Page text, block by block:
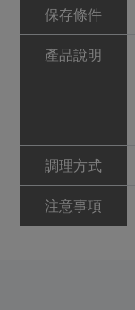
保存條件
產品說明
調理方式
注意事項